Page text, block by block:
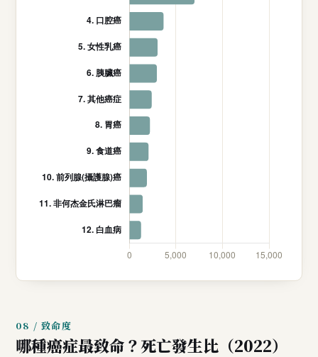
08 / 致命度
哪種癌症最致命？死亡發生比（2022）